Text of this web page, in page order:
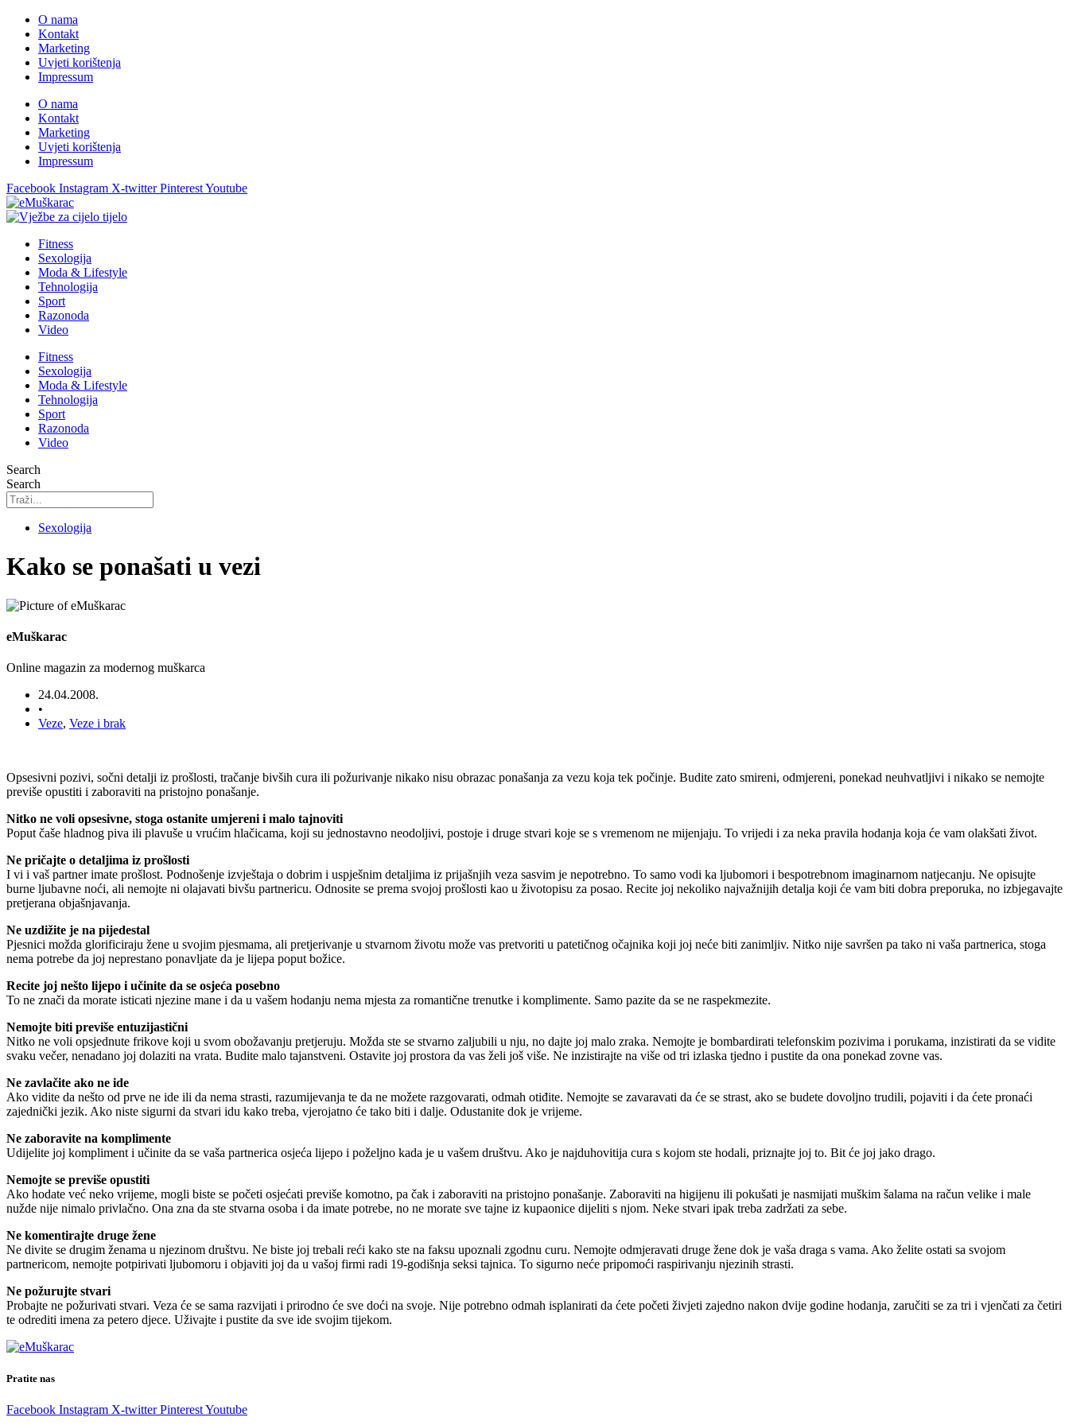
O nama
Kontakt
Marketing
Uvjeti korištenja
Impressum
O nama
Kontakt
Marketing
Uvjeti korištenja
Impressum
Facebook Instagram X-twitter PinterestYoutube
Fitness
Sexologija
Moda & Lifestyle
Tehnologija
Sport
Razonoda
Video
Fitness
Sexologija
Moda & Lifestyle
Tehnologija
Sport
Razonoda
Video
Search
Search
Sexologija
Kako se ponašati u vezi
eMuškarac
Online magazin za modernog muškarca
24.04.2008.
•
Veze, Veze i brak
Opsesivni pozivi, sočni detalji iz prošlosti, tračanje bivših cura ili požurivanje nikako nisu obrazac ponašanja za vezu koja tek počinje. Budite zato smireni, odmjereni, ponekad neuhvatljivi i nikako se nemojte
previše opustiti i zaboraviti na pristojno ponašanje.
Nitko ne voli opsesivne, stoga ostanite umjereni i malo tajnoviti
Poput čaše hladnog piva ili plavuše u vrućim hlačicama, koji su jednostavno neodoljivi, postoje i druge stvari koje se s vremenom ne mijenjaju. To vrijedi i za neka pravila hodanja koja će vam olakšati život.
Ne pričajte o detaljima iz prošlosti
I vi i vaš partner imate prošlost. Podnošenje izvještaja o dobrim i uspješnim detaljima iz prijašnjih veza sasvim je nepotrebno. To samo vodi ka ljubomori i bespotrebnom imaginarnom natjecanju. Ne opisujte
burne ljubavne noći, ali nemojte ni olajavati bivšu partnericu. Odnosite se prema svojoj prošlosti kao u životopisu za posao. Recite joj nekoliko najvažnijih detalja koji će vam biti dobra preporuka, no izbjegavajte
pretjerana objašnjavanja.
Ne uzdižite je na pijedestal
Pjesnici možda glorificiraju žene u svojim pjesmama, ali pretjerivanje u stvarnom životu može vas pretvoriti u patetičnog očajnika koji joj neće biti zanimljiv. Nitko nije savršen pa tako ni vaša partnerica, stoga
nema potrebe da joj neprestano ponavljate da je lijepa poput božice.
Recite joj nešto lijepo i učinite da se osjeća posebno
To ne znači da morate isticati njezine mane i da u vašem hodanju nema mjesta za romantične trenutke i komplimente. Samo pazite da se ne raspekmezite.
Nemojte biti previše entuzijastični
Nitko ne voli opsjednute frikove koji u svom obožavanju pretjeruju. Možda ste se stvarno zaljubili u nju, no dajte joj malo zraka. Nemojte je bombardirati telefonskim pozivima i porukama, inzistirati da se vidite
svaku večer, nenadano joj dolaziti na vrata. Budite malo tajanstveni. Ostavite joj prostora da vas želi još više. Ne inzistirajte na više od tri izlaska tjedno i pustite da ona ponekad zovne vas.
Ne zavlačite ako ne ide
Ako vidite da nešto od prve ne ide ili da nema strasti, razumijevanja te da ne možete razgovarati, odmah otiđite. Nemojte se zavaravati da će se strast, ako se budete dovoljno trudili, pojaviti i da ćete pronaći
zajednički jezik. Ako niste sigurni da stvari idu kako treba, vjerojatno će tako biti i dalje. Odustanite dok je vrijeme.
Ne zaboravite na komplimente
Udijelite joj kompliment i učinite da se vaša partnerica osjeća lijepo i poželjno kada je u vašem društvu. Ako je najduhovitija cura s kojom ste hodali, priznajte joj to. Bit će joj jako drago.
Nemojte se previše opustiti
Ako hodate već neko vrijeme, mogli biste se početi osjećati previše komotno, pa čak i zaboraviti na pristojno ponašanje. Zaboraviti na higijenu ili pokušati je nasmijati muškim šalama na račun velike i male
nužde nije nimalo privlačno. Ona zna da ste stvarna osoba i da imate potrebe, no ne morate sve tajne iz kupaonice dijeliti s njom. Neke stvari ipak treba zadržati za sebe.
Ne komentirajte druge žene
Ne divite se drugim ženama u njezinom društvu. Ne biste joj trebali reći kako ste na faksu upoznali zgodnu curu. Nemojte odmjeravati druge žene dok je vaša draga s vama. Ako želite ostati sa svojom
partnericom, nemojte potpirivati ljubomoru i objaviti joj da u vašoj firmi radi 19-godišnja seksi tajnica. To sigurno neće pripomoći raspirivanju njezinih strasti.
Ne požurujte stvari
Probajte ne požurivati stvari. Veza će se sama razvijati i prirodno će sve doći na svoje. Nije potrebno odmah isplanirati da ćete početi živjeti zajedno nakon dvije godine hodanja, zaručiti se za tri i vjenčati za četiri
te odrediti imena za petero djece. Uživajte i pustite da sve ide svojim tijekom.
Pratite nas
Facebook Instagram X-twitter PinterestYoutube